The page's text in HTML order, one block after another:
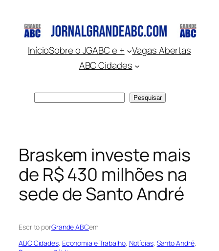
conteúdo
InícioSobre o JGABC e +
Vagas Abertas
ABC Cidades
Pesquisar
Braskem investe mais
de R$ 430 milhões na
sede de Santo André
Escrito porGrande ABCem
ABC Cidades, Economia e Trabalho, Notícias, Santo André